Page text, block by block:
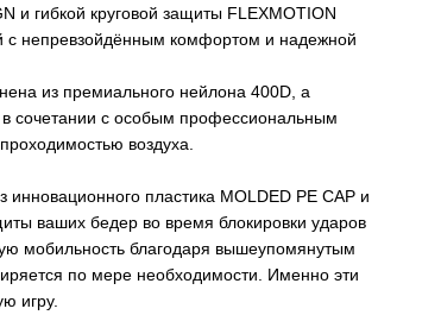
и гибкой круговой защиты FLEXMOTION
с непревзойдённым комфортом и надежной
из премиального нейлона 400D, а
в сочетании с особым профессиональным
воздуха.
инновационного пластика MOLDED PE CAP и
ваших бедер во время блокировки ударов
мобильность благодаря вышеупомянутым
по мере необходимости. Именно эти
игру.